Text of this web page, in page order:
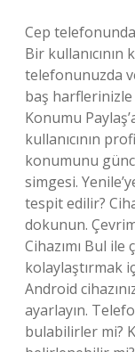
Cep
Bir
telefonunuzda
baş harflerinizle
Konumu
kullanıcının
konumunu
simgesi.
tespit edilir?
dokunun.
Cihazımı Bul ile
kolaylaştırmak
Android
ayarlayın.
bulabilirler mi?